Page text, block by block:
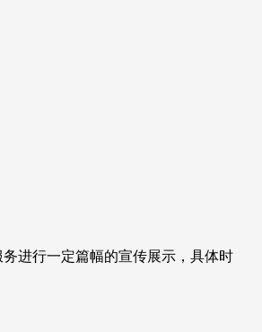
进行一定篇幅的宣传展示，具体时